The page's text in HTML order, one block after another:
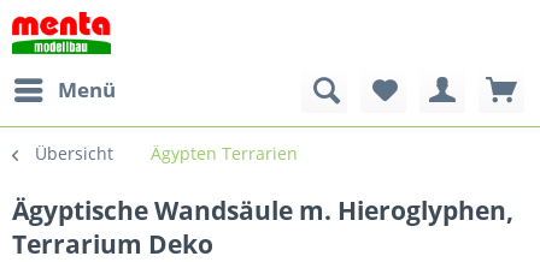
Menü
Übersicht Ägypten Terrarien
Ägyptische Wandsäule m. Hieroglyphen,
Terrarium Deko